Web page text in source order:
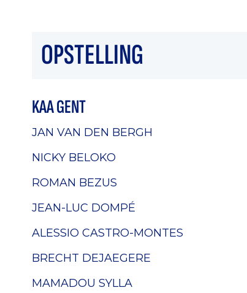
OPSTELLING
KAA GENT
JAN VAN DEN BERGH
NICKY BELOKO
ROMAN BEZUS
JEAN-LUC DOMPÉ
ALESSIO CASTRO-MONTES
BRECHT DEJAEGERE
MAMADOU SYLLA